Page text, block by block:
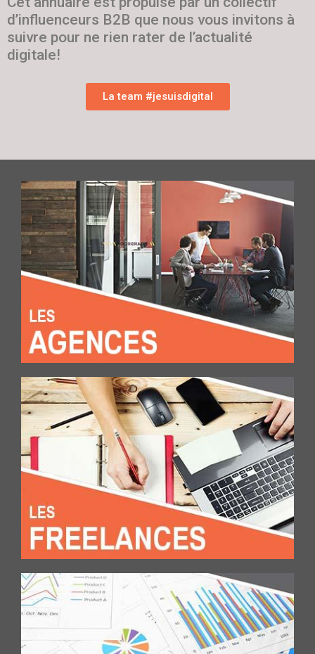
d’influenceurs B2B que nous vous invitons à
suivre pour ne rien rater de l’actualité
digitale!
La team #jesuisdigital